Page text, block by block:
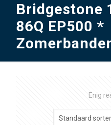
Bridgestone
86Q EP500 *
Enig